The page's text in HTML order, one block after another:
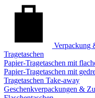
Verpackung
Tragetaschen
Papier-Tragetaschen mit
Papier-Tragetaschen mit
Tragetaschen Take-away
Geschenkverpackungen &